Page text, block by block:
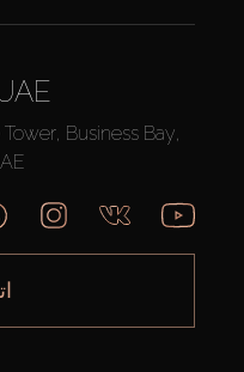
Business Bay,